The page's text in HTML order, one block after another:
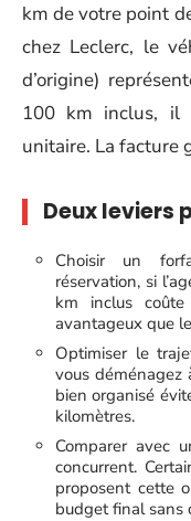
km de votre point
chez Leclerc, le
d’origine)
100 km inclus, il
unitaire. La facture
Deux leviers
Choisir un
réservation, si
km inclus
avantageux que
Optimiser le
vous déménagez
bien organisé
kilomètres.
Comparer avec
concurrent.
proposent cette
budget final sans